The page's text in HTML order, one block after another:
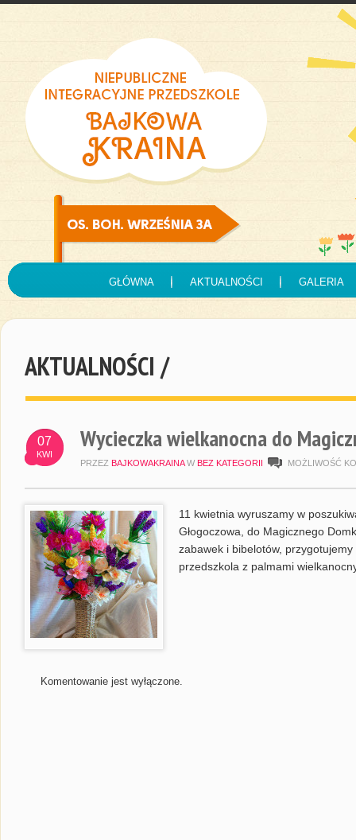
GŁÓWNA AKTUALNOŚCI GALERIA
AKTUALNOŚCI /
07
KWI
Wycieczka wielkanocna do
PRZEZ BAJKOWAKRAINA W BEZ KATEGORII MOŻLIWOŚĆ
11 kwietnia wyruszamy w
Głogoczowa, do Magicznego
zabawek i bibelotów,
przedszkola z palmami
Komentowanie jest wyłączone.